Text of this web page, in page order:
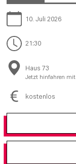
10. Juli 2026
21:30
Haus 73
Jetzt hinfahren mit
kostenlos